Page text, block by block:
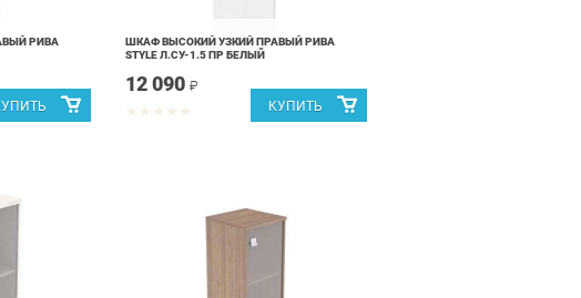
РИВА
ШКАФ ВЫСОКИЙ УЗКИЙ ПРАВЫЙ РИВА
STYLE Л.СУ-1.5 ПР БЕЛЫЙ
12 090 ₽